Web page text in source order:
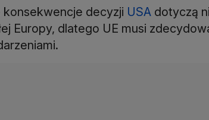
konsekwencje decyzji USA dotyczą
Europy, dlatego UE musi